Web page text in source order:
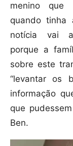
menino que
quando tinha
notícia vai
porque a
sobre este
“levantar os
informação
que
Ben.